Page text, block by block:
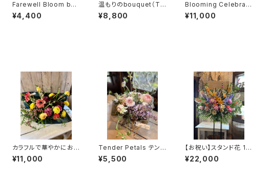
Farewell Bloom bou
quet（TB15）
¥4,400
温もりのbouquet（TB
11）
¥8,800
Blooming Celebrati
on arrangement（TA
36）
¥11,000
カラフルで華やかにおま
かせarrangement（T
A23）
¥11,000
Tender Petals テンダ
ー・ペタルズ（MA14）
¥5,500
【お祝い】スタンド花 1段
（水戸市内のみお届け
可）（TS2）
¥22,000